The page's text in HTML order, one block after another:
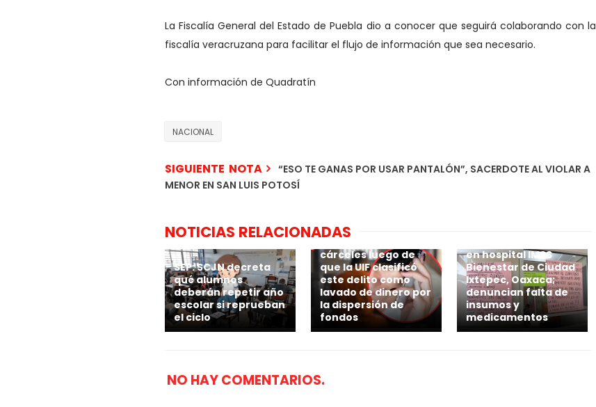
La Fiscalía General del Estado de Puebla dio a conocer que seguirá colaborando con la
fiscalía veracruzana para facilitar el flujo de información que sea necesario.
Con información de Quadratín
NACIONAL
SIGUIENTE NOTA
“ESO TE GANAS POR USAR PANTALÓN”, SACERDOTE AL VIOLAR A
MENOR EN SAN LUIS POTOSÍ
NOTICIAS RELACIONADAS
SEP: SCJN decreta
qué alumnos
deberán repetir año
escolar si reprueban
el ciclo
de extorsión
cárceles luego de
que la UIF clasificó
este delito como
lavado de dinero por
la dispersión de
fondos
en hospital IMSS
Bienestar de Ciudad
Ixtepec, Oaxaca;
denuncian falta de
insumos y
medicamentos
NO HAY COMENTARIOS.